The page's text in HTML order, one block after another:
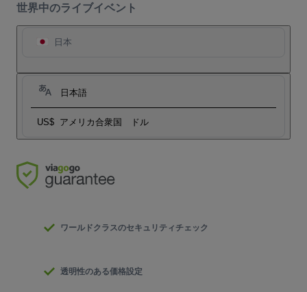
世界中のライブイベント
日本
日本語
US$ アメリカ合衆国 ドル
ワールドクラスのセキュリティチェック
透明性のある価格設定